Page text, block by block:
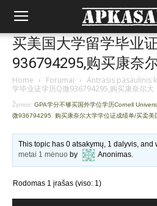
买美国大学留学毕业
936794295,购买康奈
Home › Forumai › Antrasis pasaulinis
学毕业证学历Q微936794295,购买康奈尔大
Žymos: GPA学分不够买国外学位学历Cornell
微936794295
购买康奈尔大学学位证成绩单/买卖
This topic has 0 atsakymų, 1 dalyvis,
metai 1 mėnuo by Anonimas.
Rodomas 1 įrašas (viso: 1)